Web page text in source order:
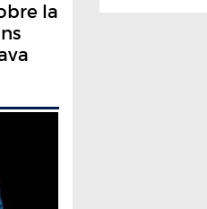
la